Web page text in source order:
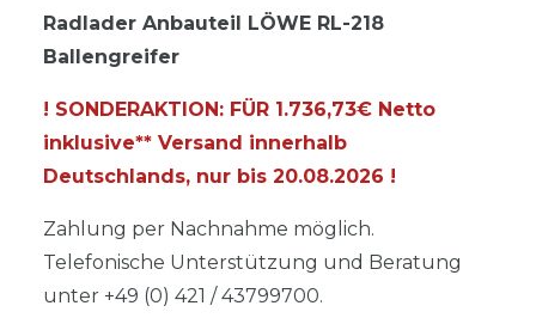
Radlader Anbauteil LÖWE RL-218
Ballengreifer
! SONDERAKTION: FÜR 1.736,73€ Netto
inklusive** Versand innerhalb
Deutschlands, nur bis 20.08.2026 !
Zahlung per Nachnahme möglich.
Telefonische Unterstützung und Beratung
unter +49 (0) 421 / 43799700.